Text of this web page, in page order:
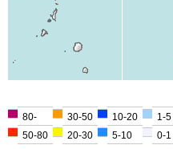
80- 30-50 10-20 1-5
50-80
20-30 5-10 0-1